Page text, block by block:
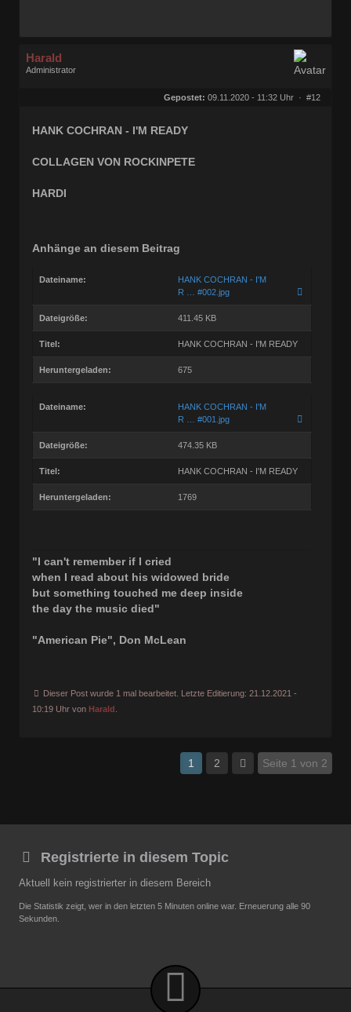
Harald
Administrator
Gepostet: 09.11.2020 - 11:32 Uhr · #12
HANK COCHRAN - I'M READY
COLLAGEN VON ROCKINPETE
HARDI
Anhänge an diesem Beitrag
Dateiname:
HANK COCHRAN - I'M
R … #002.jpg
Dateigröße: 411.45 KB
Titel: HANK COCHRAN - I'M READY
Heruntergeladen: 675
Dateiname:
HANK COCHRAN - I'M
R … #001.jpg
Dateigröße: 474.35 KB
Titel: HANK COCHRAN - I'M READY
Heruntergeladen: 1769
"I can't remember if I cried
when I read about his widowed bride
but something touched me deep inside
the day the music died"
"American Pie", Don McLean
Dieser Post wurde 1 mal bearbeitet. Letzte Editierung: 21.12.2021 -
10:19 Uhr von Harald
1 2 Seite 1 von 2
Registrierte in diesem Topic
Aktuell kein registrierter in diesem Bereich
Die Statistik zeigt, wer in den letzten 5 Minuten online war. Erneuerung alle 90
Sekunden.